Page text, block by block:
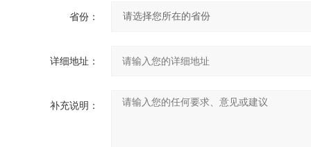
省份：
详细地址：
补充说明：